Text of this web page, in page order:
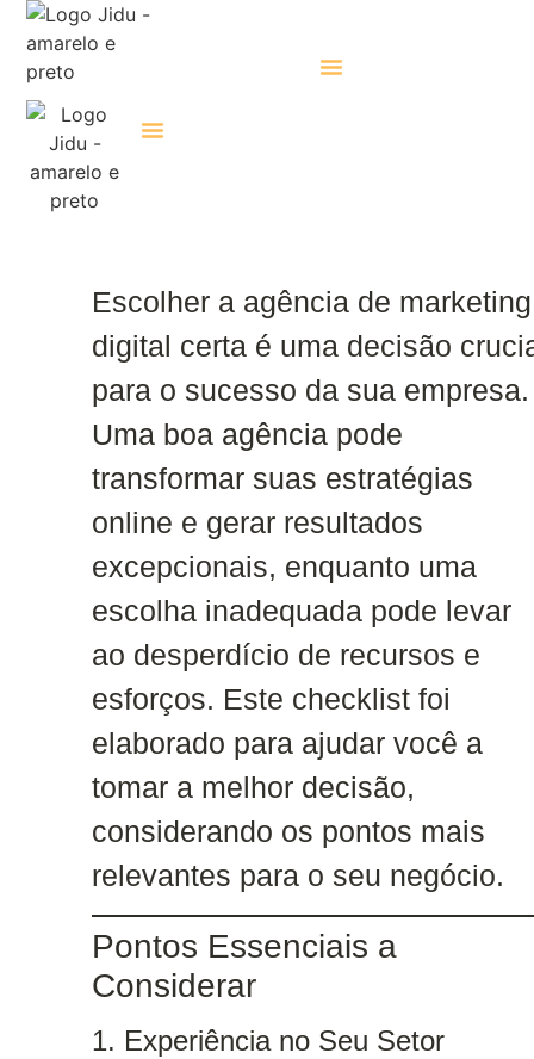
Escolher a agência de marketing
digital certa é uma decisão
para o sucesso da sua empresa.
Uma boa agência pode
transformar suas estratégias
online e gerar resultados
excepcionais, enquanto uma
escolha inadequada pode levar
ao desperdício de recursos e
esforços. Este checklist foi
elaborado para ajudar você a
tomar a melhor decisão,
considerando os pontos mais
relevantes para o seu negócio.
Pontos Essenciais a
Considerar
1. Experiência no Seu Setor